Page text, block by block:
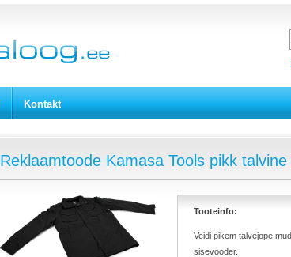
Kontakt
Reklaamtoode Kamasa Tools pikk
Tooteinfo:
Veidi pikem talvejope
sisevooder.